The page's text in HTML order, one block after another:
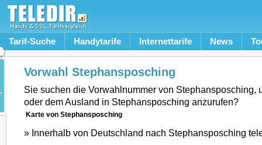
Tarif-Suche Handytarife Internettarife News
Vorwahl Stephansposching
Sie suchen die Vorwahlnummer von Stephansposching,
oder dem Ausland in Stephansposching anzurufen?
Karte von Stephansposching
» Innerhalb von Deutschland nach Stephansposching